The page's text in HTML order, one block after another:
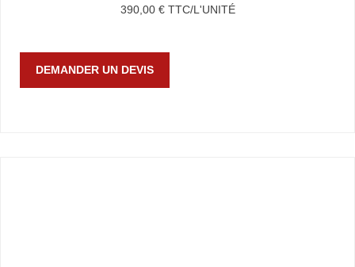
390,00 € TTC/L'UNITÉ
DEMANDER UN DEVIS